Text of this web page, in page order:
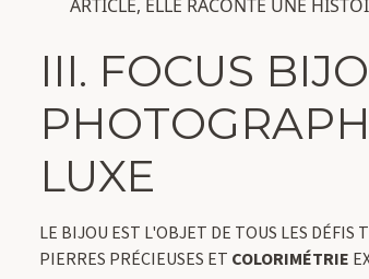
ARTICLE, ELLE RACONTE UNE
III. FOCUS
LUXE
LE BIJOU EST L'OBJET DE TOUS LES DÉFIS
PIERRES PRÉCIEUSES ET COLORIMÉTRIE